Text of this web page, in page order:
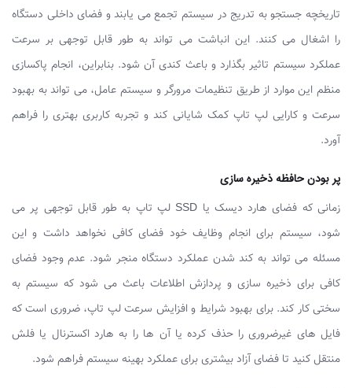
تاریخچه جستجو به تدریج در سیستم تجمع می ‌یابند و فضای داخلی دستگاه
را اشغال می ‌کنند. این انباشت می ‌تواند به طور قابل توجهی بر سرعت
عملکرد سیستم تاثیر بگذارد و باعث کندی آن شود. بنابراین، انجام پاکسازی
منظم این موارد از طریق تنظیمات مرورگر و سیستم عامل، می ‌تواند به بهبود
سرعت و کارایی لپ‌ تاپ کمک شایانی کند و تجربه کاربری بهتری را فراهم
آورد.
پر بودن حافظه ذخیره سازی
زمانی که فضای هارد دیسک یا SSD لپ ‌تاپ به طور قابل توجهی پر می
‌شود، سیستم برای انجام وظایف خود فضای کافی نخواهد داشت و این
مسئله می ‌تواند به کند شدن عملکرد دستگاه منجر شود. عدم وجود فضای
کافی برای ذخیره‌ سازی و پردازش اطلاعات باعث می ‌شود که سیستم به
سختی کار کند. برای بهبود شرایط و افزایش سرعت لپ ‌تاپ، ضروری است که
فایل‌ های غیرضروری را حذف کرده یا آن‌ ها را به هارد اکسترنال یا فلش
منتقل کنید تا فضای آزاد بیشتری برای عملکرد بهینه سیستم فراهم شود.